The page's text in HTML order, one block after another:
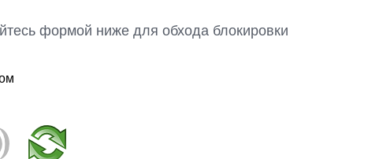
формой ниже для обхода блокировки